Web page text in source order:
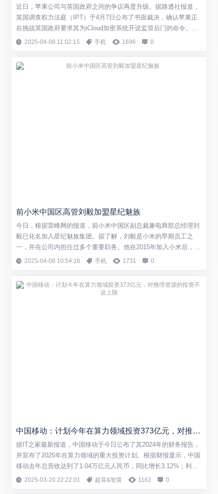
近日，苹果公司与英国政府之间的争议再度升级。据路透社报道，
英国调查权力法庭（IPT）于4月7日公布了书面裁决，确认苹果正
在挑战英国政府要求其为iCloud加密系统开设监管后门的命令。与
此同时，法庭驳回了英国内政部希望对案件申请人等核心信息保密
程序。此次争议的核心在于苹果...
2025-04-08 11:02:15 手机 1696 0
前小米中国区高管刘毅加盟星纪魅族
今日，根据雷峰网的报道，前小米中国区副总裁兼电商部总经理刘
毅已化名加入星纪魅族集团。据了解，刘毅是小米的早期员工之
一，并在公司内担任过多个重要职务。他在2015年加入小米后，参
与了公司在印度市场的开拓工作，并负责欧洲、中东非以及东南亚
东、天猫等电商平台的销售渠道，并监...
2025-04-08 10:54:16 手机 1731 0
中国移动：计划今年在算力领域投资373亿元，对推理资源的投资不设上限
据IT之家最新报道，中国移动于今日公布了其2024年的财务报告，
并宣布了2025年在算力领域的重大投资计划。根据财报显示，中国
移动去年总营收达到了1.04万亿元人民币，同比增长3.12%；利润
总额为1783.89亿元，同比增长4.61%，归母净利润实现了1383.73
亿元，较前一年增长了5.01%。其中，通信服务收入占到了总收入
2025-03-20 22:22:01 超算&智算 1162 0